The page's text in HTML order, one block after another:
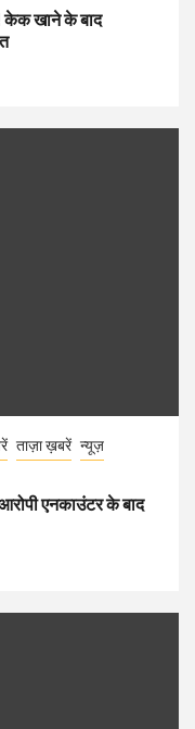
केक खाने के बाद
ताज़ा ख़बरें न्यूज़
एनकाउंटर के बाद